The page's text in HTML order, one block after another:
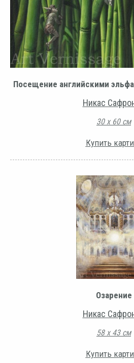
Посещение английскими
Никас
30 х 60 см
Купить
Озарение
Никас
58 х 43 см
Купить